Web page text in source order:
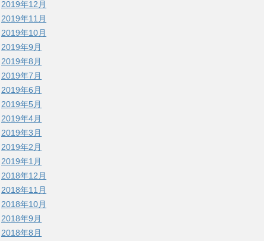
2019年12月
2019年11月
2019年10月
2019年9月
2019年8月
2019年7月
2019年6月
2019年5月
2019年4月
2019年3月
2019年2月
2019年1月
2018年12月
2018年11月
2018年10月
2018年9月
2018年8月